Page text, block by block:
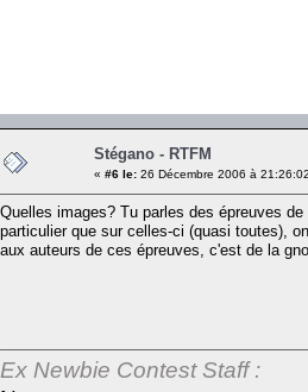
Stégano - RTFM
« #6 le: 26 Décembre 2006 à
Quelles images? Tu parles des épreuves
particulier que sur celles-ci (quasi toutes),
aux auteurs de ces épreuves, c'est de la
Ex Newbie Contest Staff :